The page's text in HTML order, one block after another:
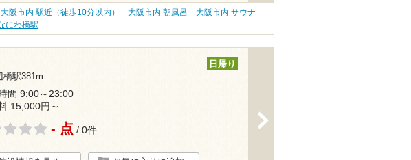
大阪市内 駅近（徒歩10分以内） 大阪市内 朝風呂
大阪市内 サウナ
にわ橋駅
橋駅381m
日帰り
間 9:00～23:00
15,000円～
- 点 / 0件